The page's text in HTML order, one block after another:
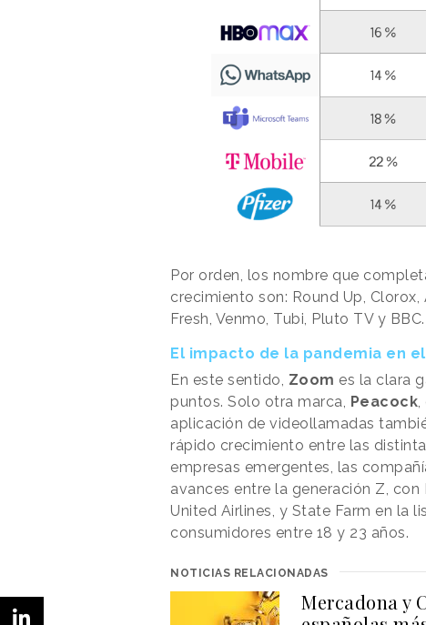
Por orden, los nombre que
crecimiento son: Round Up,
Fresh, Venmo, Tubi, Pluto TV y BBC.
El impacto de la pandemia en
En este sentido, Zoom es la clara
puntos. Solo otra marca, Peacock
aplicación de videollamadas
rápido crecimiento entre las
empresas emergentes, las
avances entre la generación Z, con
United Airlines, y State Farm en la
consumidores entre 18 y 23 años.
NOTICIAS RELACIONADAS
Mercadona y